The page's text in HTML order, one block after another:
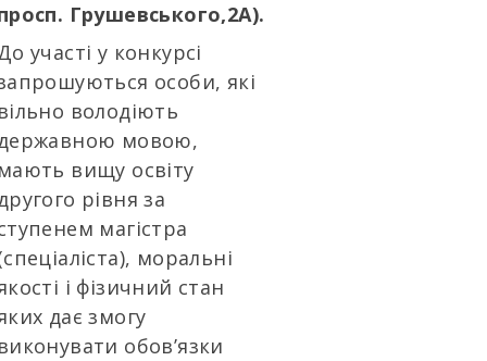
Грушевського,2А).
участі у конкурсі
особи, які
володіють
мовою,
вищу освіту
рівня за
магістра
моральні
і фізичний стан
дає змогу
обов’язки